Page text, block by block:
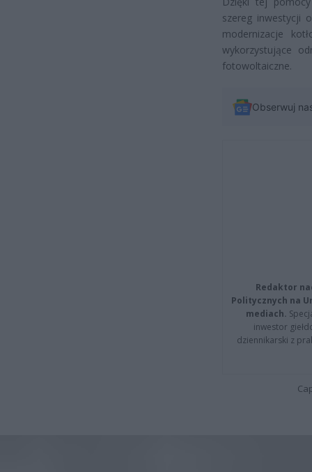
szereg inwestycji
modernizacje
wykorzystujące
fotowoltaiczne.
Obserwuj
Redaktor
Politycznych na
mediach.
inwestor
dziennikarski z